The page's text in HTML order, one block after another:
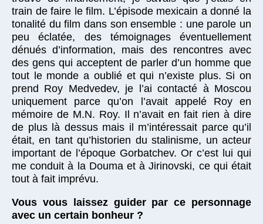
train de faire le film. L’épisode mexicain a donné la
tonalité du film dans son ensemble : une parole un
peu éclatée, des témoignages éventuellement
dénués d’information, mais des rencontres avec
des gens qui acceptent de parler d’un homme que
tout le monde a oublié et qui n’existe plus. Si on
prend Roy Medvedev, je l’ai contacté à Moscou
uniquement parce qu’on l’avait appelé Roy en
mémoire de M.N. Roy. Il n’avait en fait rien à dire
de plus là dessus mais il m’intéressait parce qu’il
était, en tant qu’historien du stalinisme, un acteur
important de l’époque Gorbatchev. Or c’est lui qui
me conduit à la Douma et à Jirinovski, ce qui était
tout à fait imprévu.
Vous vous laissez guider par ce personnage
avec un certain bonheur ?